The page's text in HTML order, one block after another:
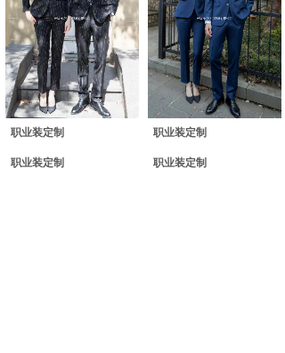
职业装定制 职业装定制
职业装定制 职业装定制